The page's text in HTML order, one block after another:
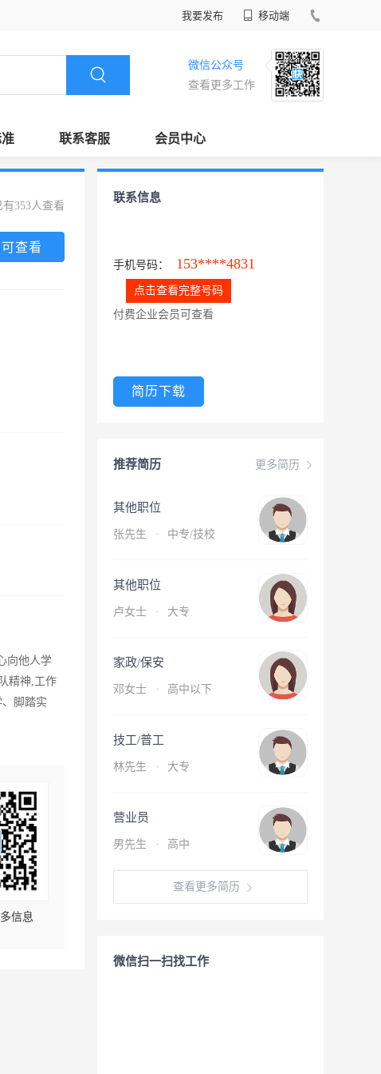
我要发布 移动端
微信公众号
查看更多工作
联系客服 会员中心
有353人查看
查看
向他人学
精神,工作
脚踏实
信息
联系信息
手机号码： 153****4831
点击查看完整号码
付费企业会员可查看
简历下载
更多简历
推荐简历
其他职位
张先生 · 中专/技校
其他职位
卢女士 · 大专
家政/保安
邓女士 · 高中以下
技工/普工
林先生 · 大专
营业员
男先生 · 高中
查看更多简历
微信扫一扫找工作